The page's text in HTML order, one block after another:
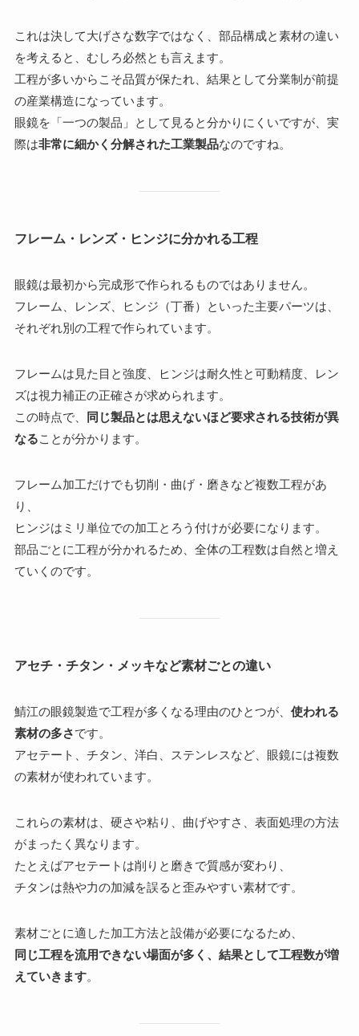
これは決して大げさな数字ではなく、部品構成と素材の違い
を考えると、むしろ必然とも言えます。
工程が多いからこそ品質が保たれ、結果として分業制が前提
の産業構造になっています。
眼鏡を「一つの製品」として見ると分かりにくいですが、実
際は非常に細かく分解された工業製品なのですね。
フレーム・レンズ・ヒンジに分かれる工程
眼鏡は最初から完成形で作られるものではありません。
フレーム、レンズ、ヒンジ（丁番）といった主要パーツは、
それぞれ別の工程で作られています。
フレームは見た目と強度、ヒンジは耐久性と可動精度、レン
ズは視力補正の正確さが求められます。
この時点で、
同じ製品とは思えないほど要求される技術が異
なることが分かります。
フレーム加工だけでも切削・曲げ・磨きなど複数工程があ
り、
ヒンジはミリ単位での加工とろう付けが必要になります。
部品ごとに工程が分かれるため、全体の工程数は自然と増え
ていくのです。
アセチ・チタン・メッキなど素材ごとの違い
鯖江の眼鏡製造で工程が多くなる理由のひとつが、 使われる
素材の多さです。
アセテート、チタン、洋白、ステンレスなど、眼鏡には複数
の素材が使われています。
これらの素材は、硬さや粘り、曲げやすさ、表面処理の方法
がまったく異なります。
たとえばアセテートは削りと磨きで質感が変わり、
チタンは熱や力の加減を誤ると歪みやすい素材です。
素材ごとに適した加工方法と設備が必要になるため、
同じ工程を流用できない場面が多く、結果として工程数が増
えていきます。